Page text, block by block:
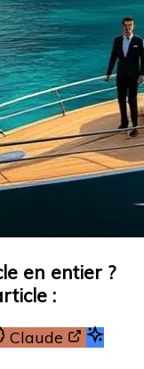
en entier ?
:
Claude